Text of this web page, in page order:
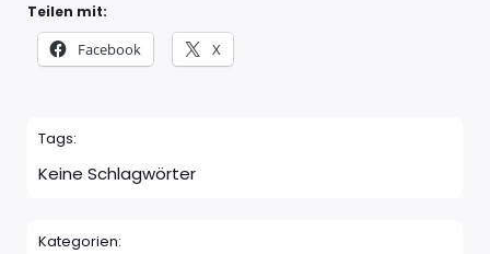
Teilen mit:
Facebook X
Tags:
Keine Schlagwörter
Kategorien: